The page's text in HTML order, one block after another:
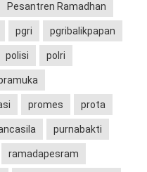
Pesantren Ramadhan
pgri pgribalikpapan
polisi polri
promes prota
purnabakti
ramadapesram